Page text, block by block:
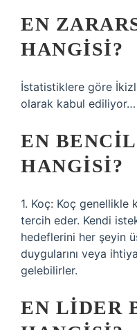
EN
HANGISI?
İstatistiklere göre
olarak kabul ediliyor…
EN
HANGISI?
1. Koç: Koç genellikle
tercih eder. Kendi
hedeflerini her şeyin
duygularını veya
gelebilirler.
EN LIDER